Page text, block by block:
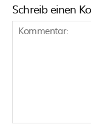
Schreib einen